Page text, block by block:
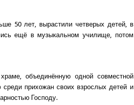
50 лет, вырастили четверых детей, в
ещё в музыкальном училище, потом
объединённую одной совместной
прихожан своих взрослых детей и
Господу.